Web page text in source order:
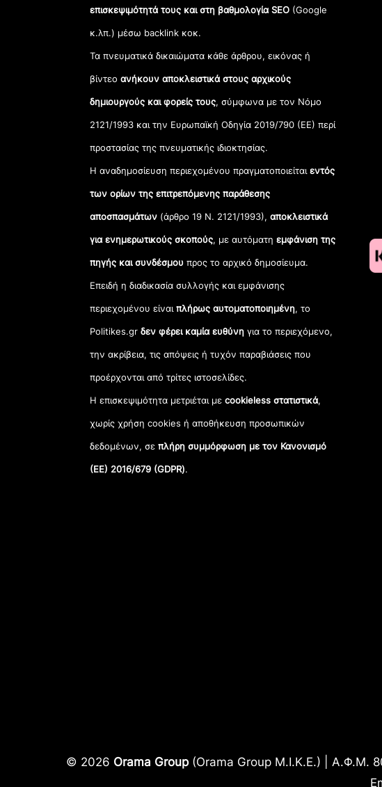
επισκεψιμότητά τους και στη βαθμολογία SEO (Google
κ.λπ.) μέσω backlink κοκ.
Τα πνευματικά δικαιώματα κάθε άρθρου, εικόνας ή
βίντεοανήκουν αποκλειστικά στους αρχικούς
δημιουργούς και φορείς τους, σύμφωνα με τον Νόμο
2121/1993 και την Ευρωπαϊκή Οδηγία 2019/790 (ΕΕ) περί
προστασίας της πνευματικής ιδιοκτησίας.
Η αναδημοσίευση περιεχομένου πραγματοποιείταιεντός
των ορίων της επιτρεπόμενης παράθεσης
αποσπασμάτων (άρθρο 19 Ν. 2121/1993), αποκλειστικά
για ενημερωτικούς σκοπούς, με αυτόματηεμφάνιση της
πηγής και συνδέσμου προς το αρχικό δημοσίευμα.
Επειδή η διαδικασία συλλογής και εμφάνισης
περιεχομένου είναιπλήρως αυτοματοποιημένη, το
Politikes.grδεν φέρει καμία ευθύνη για το περιεχόμενο,
την ακρίβεια, τις απόψεις ή τυχόν παραβιάσεις που
προέρχονται από τρίτες ιστοσελίδες.
Η επισκεψιμότητα μετριέται μεcookieless στατιστικά,
χωρίς χρήση cookies ή αποθήκευση προσωπικών
δεδομένων, σεπλήρη συμμόρφωση με τον Κανονισμό
(ΕΕ) 2016/679 (GDPR).
© 2026 Orama Group(Orama Group Μ.Ι.Κ.Ε.) | Α.Φ.Μ.